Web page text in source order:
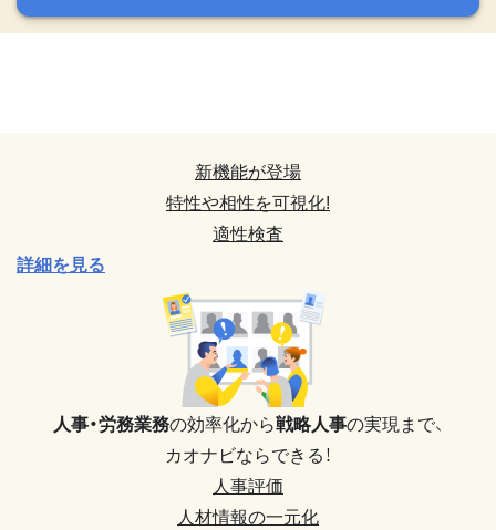
新機能が登場
特性や相性を可視化!
適性検査
詳細を見る
人事・労務業務の効率化から戦略人事の実現まで、
カオナビならできる！
人事評価
人材情報の一元化